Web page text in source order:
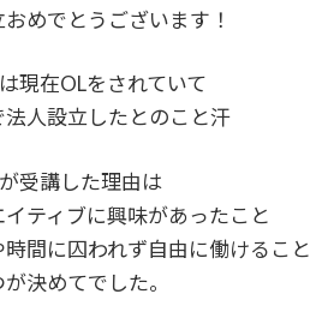
めでとうございます！
現在OLをされていて
法人設立したとのこと汗
受講した理由は
イティブに興味があったこと
時間に囚われず自由に働けること
決めてでした。